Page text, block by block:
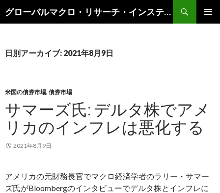
グローバルマクロ・リサーチ・インスティテュート
索
ン
キ
ッ
プ
日別アーカイブ: 2021年8月9日
米国の債券市場, 債券市場
サマーズ氏: デルタ株でアメ
リカのインフレは悪化する
2021年8月9日
アメリカの元財務長官でマクロ経済学者のラリー・サマー
ズ氏がBloombergのインタビューでデルタ株とインフレに